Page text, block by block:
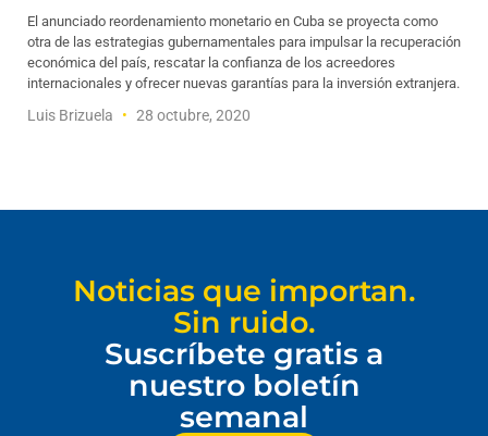
El anunciado reordenamiento monetario en Cuba se proyecta como
otra de las estrategias gubernamentales para impulsar la recuperación
económica del país, rescatar la confianza de los acreedores
internacionales y ofrecer nuevas garantías para la inversión extranjera.
Luis Brizuela 28 octubre, 2020
Noticias que importan.
Sin ruido.
Suscríbete gratis a
nuestro boletín
semanal